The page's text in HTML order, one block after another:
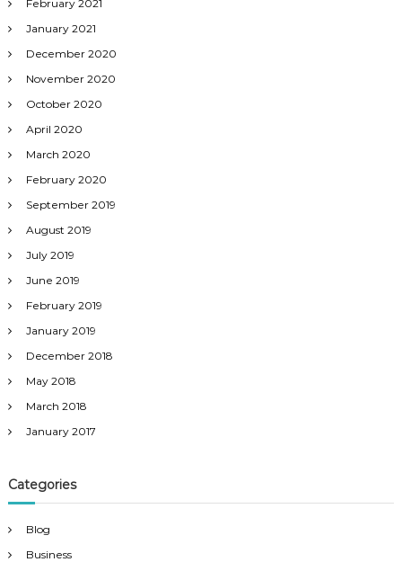
February 2021
January 2021
December 2020
November 2020
October 2020
April 2020
March 2020
February 2020
September 2019
August 2019
July 2019
June 2019
February 2019
January 2019
December 2018
May 2018
March 2018
January 2017
Categories
Blog
Business